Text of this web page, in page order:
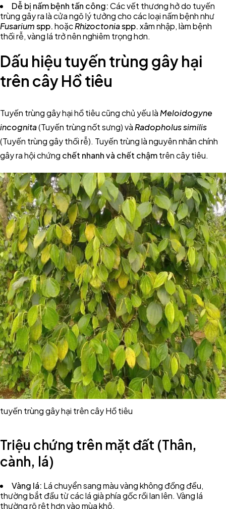
Dễ bị nấm bệnh tấn công:Các vết thương hở do tuyến
trùng gây ra là cửa ngõ lý tưởng cho các loại nấm bệnh như
Fusariumspp.hoặcRhizoctoniaspp.xâm nhập, làm bệnh
thối rễ, vàng lá trở nên nghiêm trọng hơn.
Dấu hiệu tuyến trùng gây hại
trên cây Hồ tiêu
Tuyến trùng gây hại hồ tiêu cũng chủ yếu là Meloidogyne
incognita(Tuyến trùng nốt sưng) và Radopholus similis
(Tuyến trùng gây thối rễ). Tuyến trùng là nguyên nhân chính
gây ra hội chứng chết nhanh và chết chậmtrên cây tiêu.
tuyến trùng gây hại trên cây Hồ tiêu
Triệu chứng trên mặt đất (Thân,
cành, lá)
Vàng lá: Lá chuyển sang màu vàng không đồng đều,
thường bắt đầu từ các lá già phía gốc rồi lan lên. Vàng lá
thường rõ rệt hơn vào mùa khô.